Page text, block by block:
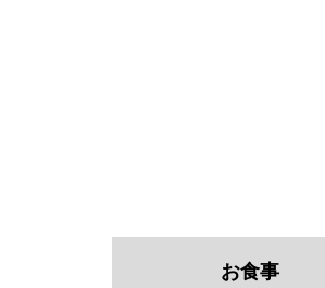
​ お食事